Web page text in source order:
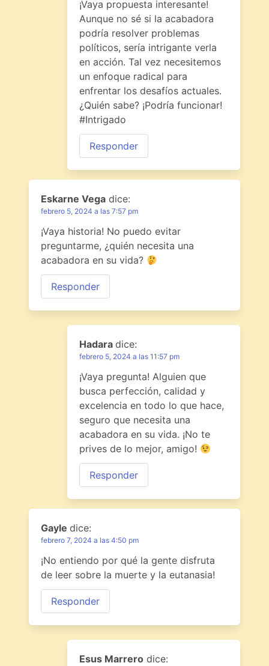
¡Vaya propuesta interesante!
Aunque no sé si la acabadora
podría resolver problemas
políticos, sería intrigante verla
en acción. Tal vez necesitemos
un enfoque radical para
enfrentar los desafíos actuales.
¿Quién sabe? ¡Podría funcionar!
#Intrigado
Responder
Eskarne Vega dice:
febrero 5, 2024 a las 7:57 pm
¡Vaya historia! No puedo evitar
preguntarme, ¿quién necesita una
acabadora en su vida?
Responder
Hadara dice:
febrero 5, 2024 a las 11:57 pm
¡Vaya pregunta! Alguien que
busca perfección, calidad y
excelencia en todo lo que hace,
seguro que necesita una
acabadora en su vida. ¡No te
prives de lo mejor, amigo!
Responder
Gayle dice:
febrero 7, 2024 a las 4:50 pm
¡No entiendo por qué la gente disfruta
de leer sobre la muerte y la eutanasia!
Responder
Esus Marrero dice: